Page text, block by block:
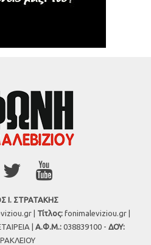
Ι. ΣΤΡΑΤΑΚΗΣ
| Τίτλος:fonimaleviziou.gr |
| Α.Φ.Μ.: 038839100 - ΔΟΥ: